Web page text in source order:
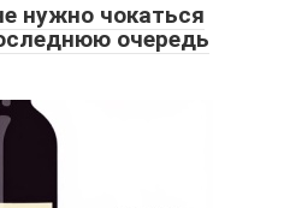
нужно чокаться
очередь